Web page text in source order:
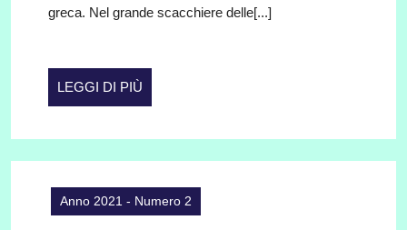
IPPOCRATE
greca. Nel grande scacchiere delle[...]
LEGGI DI PIÙ
DI
Anno 2021 - Numero 2